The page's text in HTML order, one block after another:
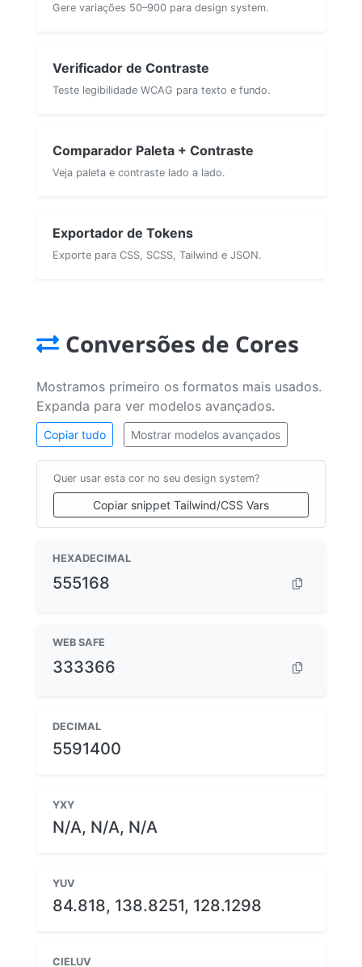
Gere variações 50–900 para design system.
Verificador de Contraste
Teste legibilidade WCAG para texto e fundo.
Comparador Paleta + Contraste
Veja paleta e contraste lado a lado.
Exportador de Tokens
Exporte para CSS, SCSS, Tailwind e JSON.
Conversões de Cores
Mostramos primeiro os formatos mais usados.
Expanda para ver modelos avançados.
Copiar tudo Mostrar modelos avançados
Quer usar esta cor no seu design system?
Copiar snippet Tailwind/CSS Vars
HEXADECIMAL
555168
WEB SAFE
333366
DECIMAL
5591400
YXY
N/A, N/A, N/A
YUV
84.818, 138.8251, 128.1298
CIELUV